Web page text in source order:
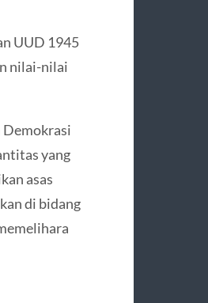
UUD 1945
nilai-nilai
Demokrasi
yang
asas
di bidang